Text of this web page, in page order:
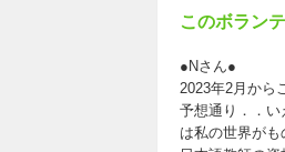
このボラン
●Nさん●
2023年2月から
予想通り．．
は私の世界がも